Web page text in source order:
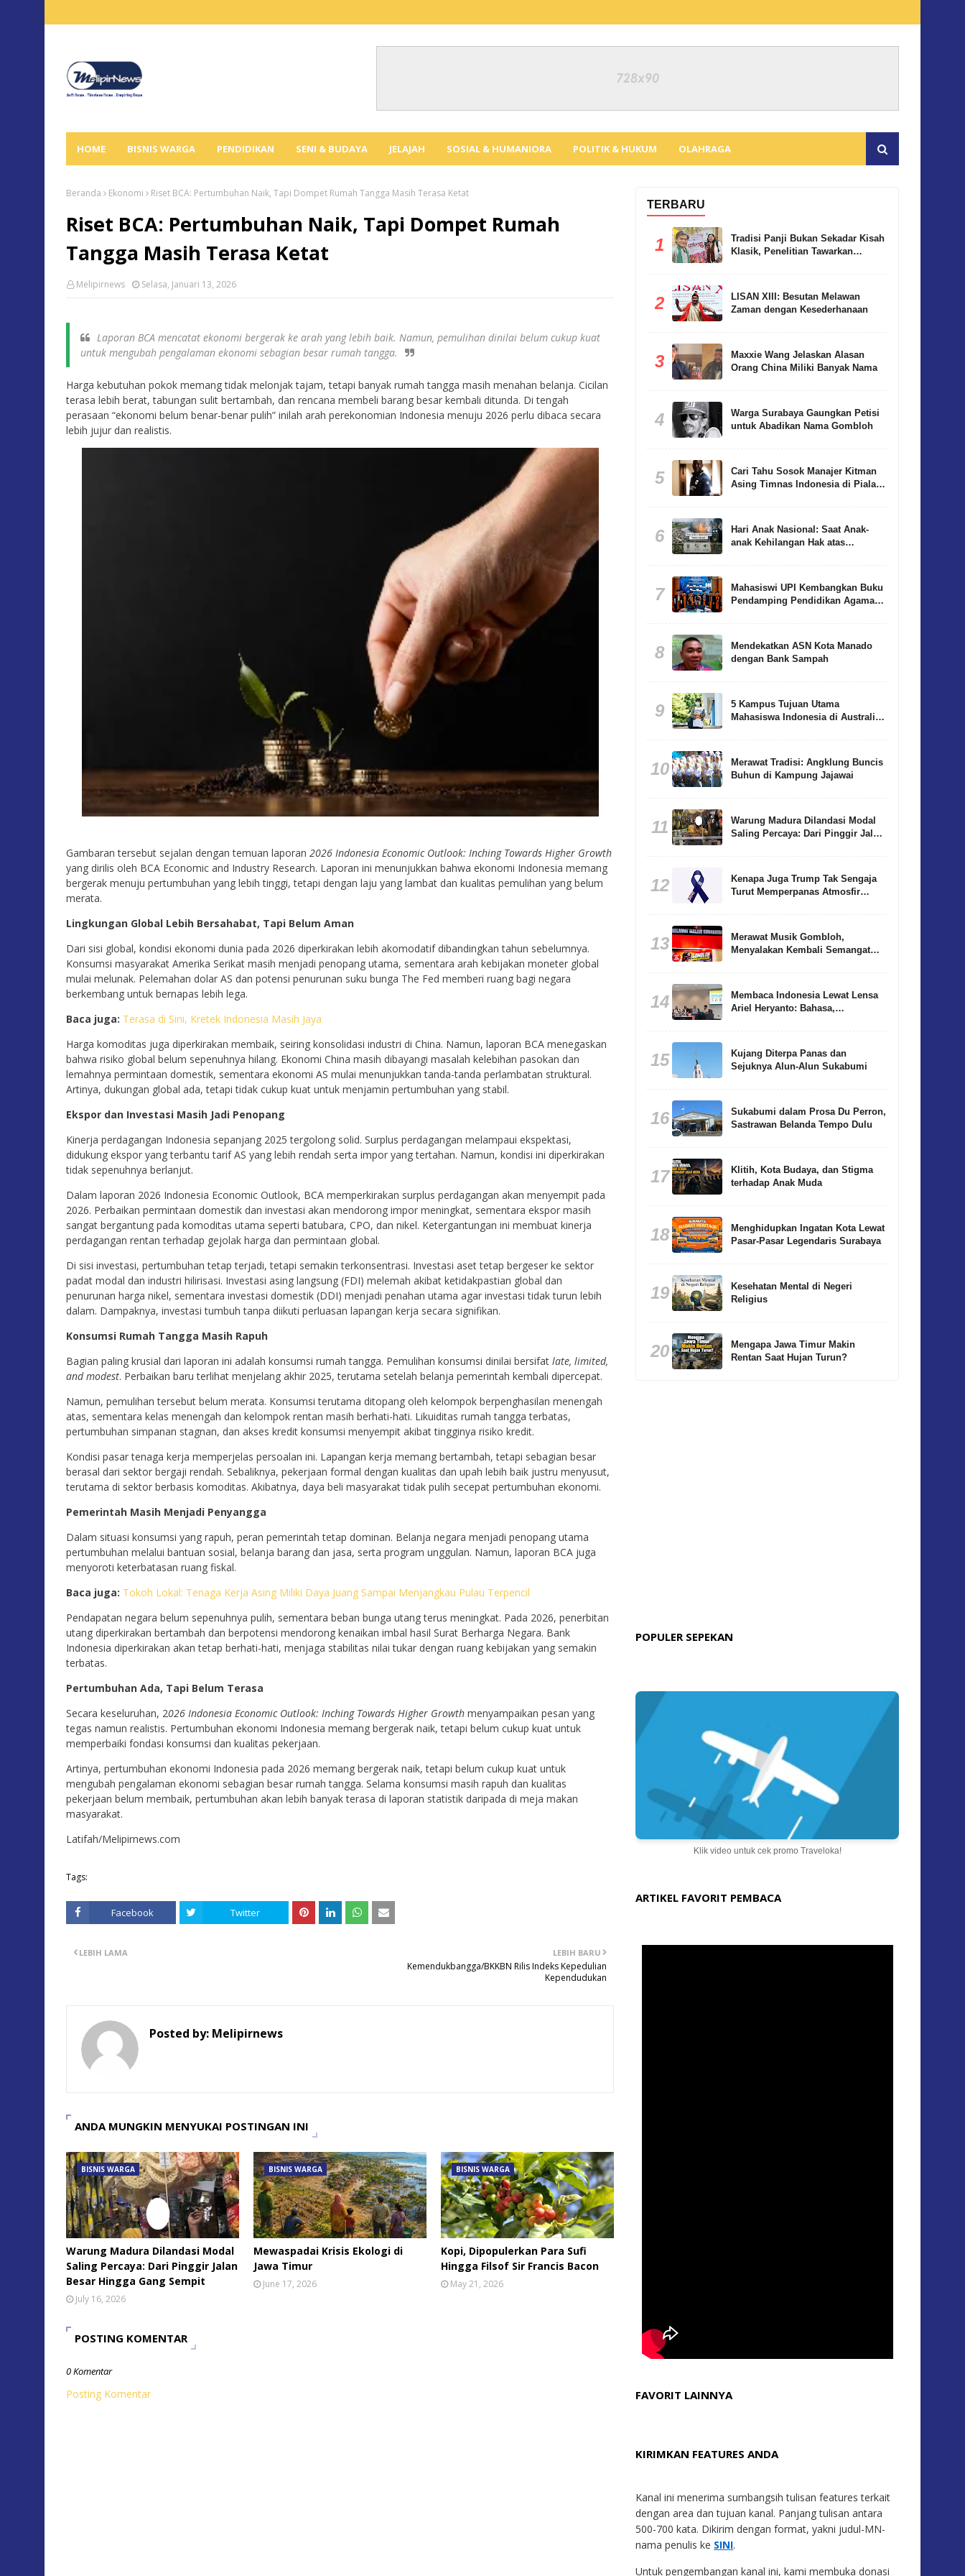
HOME BISNIS WARGA PENDIDIKAN SENI & BUDAYA JELAJAH SOSIAL & HUMANIORA POLITIK & HUKUM OLAHRAGA
Beranda Ekonomi Riset BCA: Pertumbuhan Naik, Tapi Dompet Rumah Tangga Masih Terasa Ketat
Riset BCA: Pertumbuhan Naik, Tapi Dompet Rumah
Tangga Masih Terasa Ketat
Melipirnews Selasa, Januari 13, 2026
Laporan BCA mencatat ekonomi bergerak ke arah yang lebih baik. Namun, pemulihan dinilai belum cukup kuat
untuk mengubah pengalaman ekonomi sebagian besar rumah tangga.
Harga kebutuhan pokok memang tidak melonjak tajam, tetapi banyak rumah tangga masih menahan belanja. Cicilan
terasa lebih berat, tabungan sulit bertambah, dan rencana membeli barang besar kembali ditunda. Di tengah
perasaan “ekonomi belum benar-benar pulih” inilah arah perekonomian Indonesia menuju 2026 perlu dibaca secara
lebih jujur dan realistis.
Gambaran tersebut sejalan dengan temuan laporan 2026 Indonesia Economic Outlook: Inching Towards Higher Growth
yang dirilis oleh BCA Economic and Industry Research. Laporan ini menunjukkan bahwa ekonomi Indonesia memang
bergerak menuju pertumbuhan yang lebih tinggi, tetapi dengan laju yang lambat dan kualitas pemulihan yang belum
merata.
Lingkungan Global Lebih Bersahabat, Tapi Belum Aman
Dari sisi global, kondisi ekonomi dunia pada 2026 diperkirakan lebih akomodatif dibandingkan tahun sebelumnya.
Konsumsi masyarakat Amerika Serikat masih menjadi penopang utama, sementara arah kebijakan moneter global
mulai melunak. Pelemahan dolar AS dan potensi penurunan suku bunga The Fed memberi ruang bagi negara
berkembang untuk bernapas lebih lega.
Baca juga: Terasa di Sini, Kretek Indonesia Masih Jaya
Harga komoditas juga diperkirakan membaik, seiring konsolidasi industri di China. Namun, laporan BCA menegaskan
bahwa risiko global belum sepenuhnya hilang. Ekonomi China masih dibayangi masalah kelebihan pasokan dan
lemahnya permintaan domestik, sementara ekonomi AS mulai menunjukkan tanda-tanda perlambatan struktural.
Artinya, dukungan global ada, tetapi tidak cukup kuat untuk menjamin pertumbuhan yang stabil.
Ekspor dan Investasi Masih Jadi Penopang
Kinerja perdagangan Indonesia sepanjang 2025 tergolong solid. Surplus perdagangan melampaui ekspektasi,
didukung ekspor yang terbantu tarif AS yang lebih rendah serta impor yang tertahan. Namun, kondisi ini diperkirakan
tidak sepenuhnya berlanjut.
Dalam laporan 2026 Indonesia Economic Outlook, BCA memperkirakan surplus perdagangan akan menyempit pada
2026. Perbaikan permintaan domestik dan investasi akan mendorong impor meningkat, sementara ekspor masih
sangat bergantung pada komoditas utama seperti batubara, CPO, dan nikel. Ketergantungan ini membuat kinerja
perdagangan rentan terhadap gejolak harga dan permintaan global.
Di sisi investasi, pertumbuhan tetap terjadi, tetapi semakin terkonsentrasi. Investasi aset tetap bergeser ke sektor
padat modal dan industri hilirisasi. Investasi asing langsung (FDI) melemah akibat ketidakpastian global dan
penurunan harga nikel, sementara investasi domestik (DDI) menjadi penahan utama agar investasi tidak turun lebih
dalam. Dampaknya, investasi tumbuh tanpa diikuti perluasan lapangan kerja secara signifikan.
Konsumsi Rumah Tangga Masih Rapuh
Bagian paling krusial dari laporan ini adalah konsumsi rumah tangga. Pemulihan konsumsi dinilai bersifat late, limited,
and modest. Perbaikan baru terlihat menjelang akhir 2025, terutama setelah belanja pemerintah kembali dipercepat.
Namun, pemulihan tersebut belum merata. Konsumsi terutama ditopang oleh kelompok berpenghasilan menengah
atas, sementara kelas menengah dan kelompok rentan masih berhati-hati. Likuiditas rumah tangga terbatas,
pertumbuhan simpanan stagnan, dan akses kredit konsumsi menyempit akibat tingginya risiko kredit.
Kondisi pasar tenaga kerja memperjelas persoalan ini. Lapangan kerja memang bertambah, tetapi sebagian besar
berasal dari sektor bergaji rendah. Sebaliknya, pekerjaan formal dengan kualitas dan upah lebih baik justru menyusut,
terutama di sektor berbasis komoditas. Akibatnya, daya beli masyarakat tidak pulih secepat pertumbuhan ekonomi.
Pemerintah Masih Menjadi Penyangga
Dalam situasi konsumsi yang rapuh, peran pemerintah tetap dominan. Belanja negara menjadi penopang utama
pertumbuhan melalui bantuan sosial, belanja barang dan jasa, serta program unggulan. Namun, laporan BCA juga
menyoroti keterbatasan ruang fiskal.
Baca juga: Tokoh Lokal: Tenaga Kerja Asing Miliki Daya Juang Sampai Menjangkau Pulau Terpencil
Pendapatan negara belum sepenuhnya pulih, sementara beban bunga utang terus meningkat. Pada 2026, penerbitan
utang diperkirakan bertambah dan berpotensi mendorong kenaikan imbal hasil Surat Berharga Negara. Bank
Indonesia diperkirakan akan tetap berhati-hati, menjaga stabilitas nilai tukar dengan ruang kebijakan yang semakin
terbatas.
Pertumbuhan Ada, Tapi Belum Terasa
Secara keseluruhan, 2026 Indonesia Economic Outlook: Inching Towards Higher Growth menyampaikan pesan yang
tegas namun realistis. Pertumbuhan ekonomi Indonesia memang bergerak naik, tetapi belum cukup kuat untuk
memperbaiki fondasi konsumsi dan kualitas pekerjaan.
Artinya, pertumbuhan ekonomi Indonesia pada 2026 memang bergerak naik, tetapi belum cukup kuat untuk
mengubah pengalaman ekonomi sebagian besar rumah tangga. Selama konsumsi masih rapuh dan kualitas
pekerjaan belum membaik, pertumbuhan akan lebih banyak terasa di laporan statistik daripada di meja makan
masyarakat.
Latifah/Melipirnews.com
Tags:
Facebook Twitter
LEBIH BARU
Kemendukbangga/BKKBN Rilis Indeks Kepedulian
Kependudukan
LEBIH LAMA
Posted by: Melipirnews
ANDA MUNGKIN MENYUKAI POSTINGAN INI
BISNIS WARGA
Warung Madura Dilandasi Modal
Saling Percaya: Dari Pinggir Jalan
Besar Hingga Gang Sempit
July 16, 2026
BISNIS WARGA
Mewaspadai Krisis Ekologi di
Jawa Timur
June 17, 2026
BISNIS WARGA
Kopi, Dipopulerkan Para Sufi
Hingga Filsof Sir Francis Bacon
May 21, 2026
POSTING KOMENTAR
0 Komentar
Posting Komentar
TERBARU
1
Tradisi Panji Bukan Sekadar Kisah
Klasik, Penelitian Tawarkan
2
LISAN XIII: Besutan Melawan
Zaman dengan Kesederhanaan
3
Maxxie Wang Jelaskan Alasan
Orang China Miliki Banyak Nama
4
Warga Surabaya Gaungkan Petisi
untuk Abadikan Nama Gombloh
5
Cari Tahu Sosok Manajer Kitman
Asing Timnas Indonesia di Piala
6
Hari Anak Nasional: Saat Anak-
anak Kehilangan Hak atas
7
Mahasiswi UPI Kembangkan Buku
Pendamping Pendidikan Agama
8
Mendekatkan ASN Kota Manado
dengan Bank Sampah
9
5 Kampus Tujuan Utama
Mahasiswa Indonesia di Australia
10
Merawat Tradisi: Angklung Buncis
Buhun di Kampung Jajawai
11
Warung Madura Dilandasi Modal
Saling Percaya: Dari Pinggir Jalan
12
Kenapa Juga Trump Tak Sengaja
Turut Memperpanas Atmosfir
2026?
13
Merawat Musik Gombloh,
Menyalakan Kembali Semangat
14
Membaca Indonesia Lewat Lensa
Ariel Heryanto: Bahasa,
15
Kujang Diterpa Panas dan
Sejuknya Alun-Alun Sukabumi
16
Sukabumi dalam Prosa Du Perron,
Sastrawan Belanda Tempo Dulu
17
Klitih, Kota Budaya, dan Stigma
terhadap Anak Muda
18
Menghidupkan Ingatan Kota Lewat
Pasar-Pasar Legendaris Surabaya
19
Kesehatan Mental di Negeri
Religius
20
Mengapa Jawa Timur Makin
Rentan Saat Hujan Turun?
POPULER SEPEKAN
Klik video untuk cek promo Traveloka!
ARTIKEL FAVORIT PEMBACA
FAVORIT LAINNYA
KIRIMKAN FEATURES ANDA
Kanal ini menerima sumbangsih tulisan features terkait
dengan area dan tujuan kanal. Panjang tulisan antara
500-700 kata. Dikirim dengan format, yakni judul-MN-
nama penulis ke SINI.
Untuk pengembangan kanal ini, kami membuka donasi